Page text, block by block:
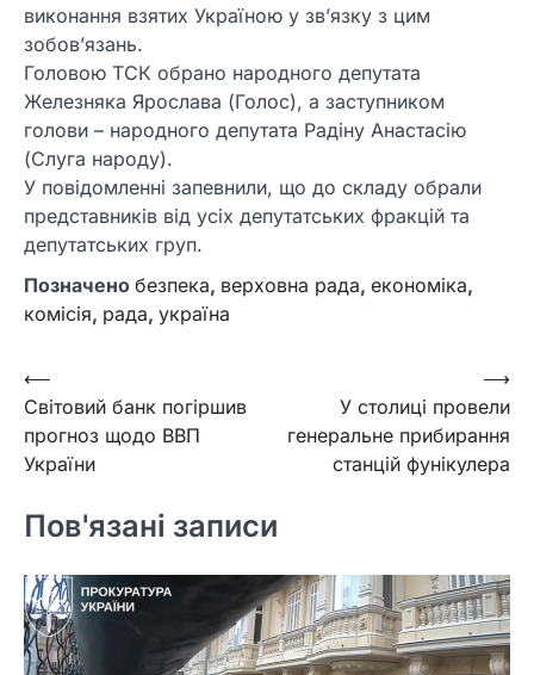
виконання взятих Україною у зв’язку з цим
зобов’язань.
Головою ТСК обрано народного депутата
Железняка Ярослава (Голос), а заступником
голови – народного депутата Радіну Анастасію
(Слуга народу).
У повідомленні запевнили, що до складу обрали
представників від усіх депутатських фракцій та
депутатських груп.
Позначено безпека, верховна рада, економіка,
комісія, рада, україна
Навігація
записів
⟵
Світовий банк погіршив
прогноз щодо ВВП
України
У столиці провели
генеральне прибирання
станцій фунікулера
⟶
Пов'язані записи